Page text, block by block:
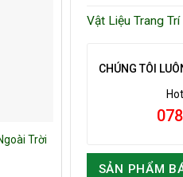
Trời
Vật Liệu Trang Trí
CHÚNG TÔI
SẢN PHẨM